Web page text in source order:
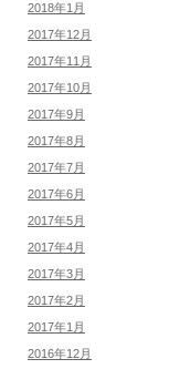
2018年1月
2017年12月
2017年11月
2017年10月
2017年9月
2017年8月
2017年7月
2017年6月
2017年5月
2017年4月
2017年3月
2017年2月
2017年1月
2016年12月